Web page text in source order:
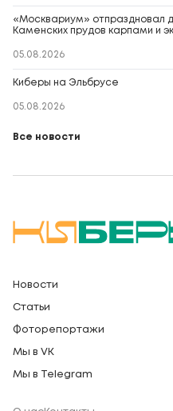
«Москвариум» отпраздновал
Каменских прудов карпами и
05.08.2026
Киберы на Эльбрусе
05.08.2026
Все новости
Новости
Статьи
Фоторепортажи
Мы в VK
Мы в Telegram